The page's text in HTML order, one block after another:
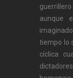
aunque
tiempo lo
cíclica